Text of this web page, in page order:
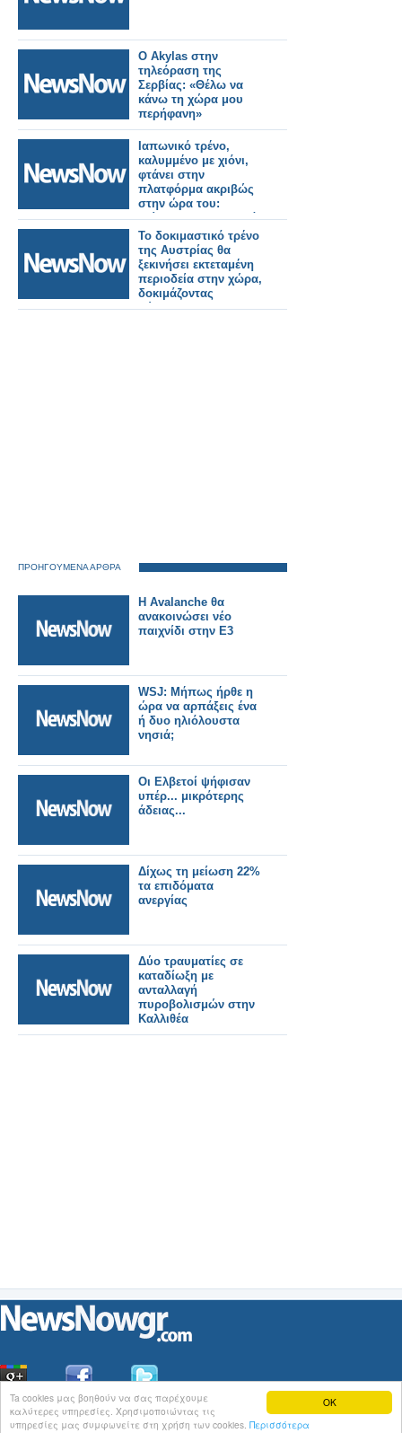
OK
Ta cookies μας βοηθούν να σας παρέχουμε
καλύτερες υπηρεσίες. Χρησιμοποιώντας τις
υπηρεσίες μας συμφωνείτε στη χρήση των cookies. Περισσότερα
Ο Akylas στην
τηλεόραση της
Σερβίας: «Θέλω να
κάνω τη χώρα μου
περήφανη»
Ιαπωνικό τρένο,
καλυμμένο με χιόνι,
φτάνει στην
πλατφόρμα ακριβώς
στην ώρα του:
«Τίποτα δεν σταματά
σε αυτή τη χώρα!»
Το δοκιμαστικό τρένο
της Αυστρίας θα
ξεκινήσει εκτεταμένη
περιοδεία στην χώρα,
δοκιμάζοντας
σύγχρονες
ΠΡΟΗΓΟΥΜΕΝΑ ΑΡΘΡΑ
Η Avalanche θα
ανακοινώσει νέο
παιχνίδι στην E3
WSJ: Μήπως ήρθε η
ώρα να αρπάξεις ένα
ή δυο ηλιόλουστα
νησιά;
Οι Ελβετοί ψήφισαν
υπέρ... μικρότερης
άδειας...
Δίχως τη μείωση 22%
τα επιδόματα
ανεργίας
Δύο τραυματίες σε
καταδίωξη με
ανταλλαγή
πυροβολισμών στην
Καλλιθέα
ΟιΕιδήσεις του NewsNowgr.com στοiNews